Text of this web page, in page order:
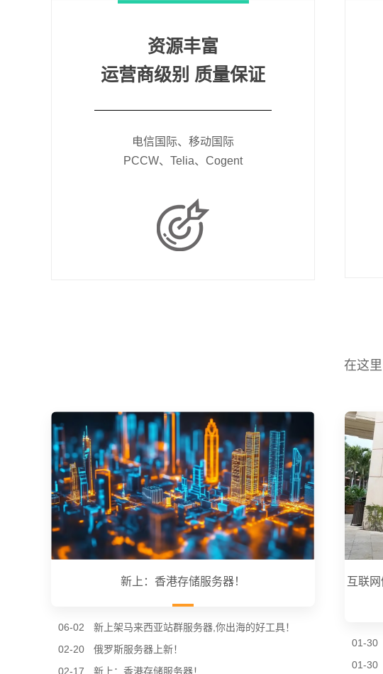
资源丰富
运营商级别 质量保证
电信国际、移动国际
PCCW、Telia、Cogent
在这
新上：香港存储服务器！
06-02
新上架马来西亚站群服务器,你出海的好工具！
02-20
俄罗斯服务器上新！
02-17
新上：香港存储服务器！
互联
01-30
01-30